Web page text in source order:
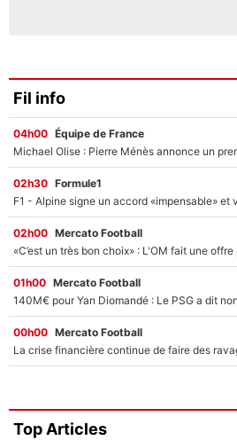
Fil info
04h00 Équipe de France
02h30 Formule1
02h00 Mercato Football
01h00 Mercato Football
00h00 Mercato Football
Top Articles